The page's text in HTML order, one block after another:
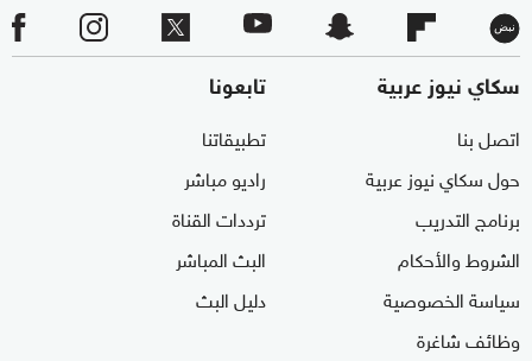
سكاي نيوز عربية
اتصل بنا
حول سكاي نيوز عربية
برنامج التدريب
الشروط والأحكام
سياسة الخصوصية
وظائف شاغرة
تابعونا
تطبيقاتنا
راديو مباشر
ترددات القناة
البث المباشر
دليل البث